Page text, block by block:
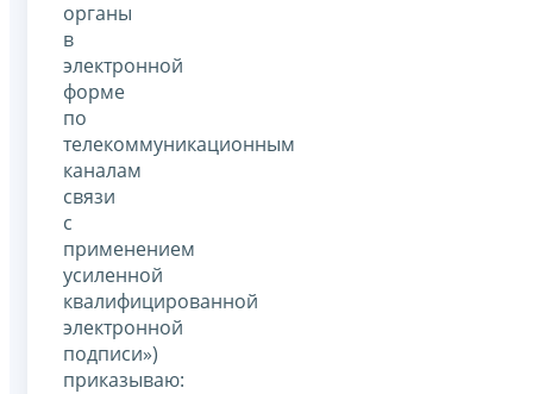
органы
в
электронной
форме
по
телекоммуникационным
каналам
связи
с
применением
усиленной
квалифицированной
электронной
подписи»)
приказываю: